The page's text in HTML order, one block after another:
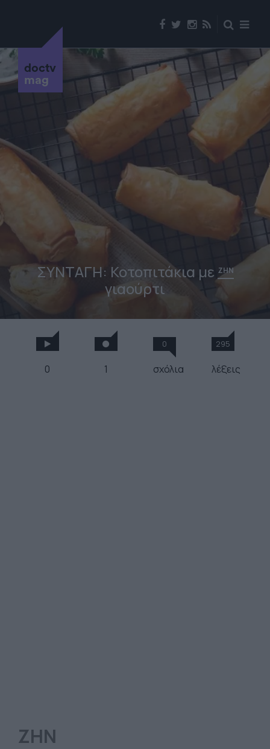
doctv
mag
ΣΥΝΤΑΓΗ: Κοτοπιτάκια με ΖΗΝ
γιαούρτι
0 1
0
σχόλια
295
λέξεις
ΖΗΝ